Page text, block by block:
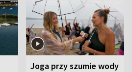
Joga przy szumie wody